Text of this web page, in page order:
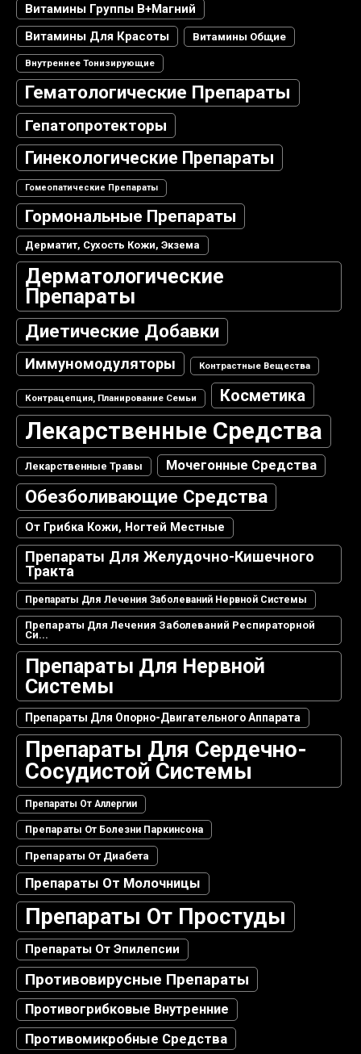
Витамины Группы В+магний
Витамины Для Красоты
Витамины Общие
Внутреннее Тонизирующие
Гематологические Препараты
Гепатопротекторы
Гинекологические Препараты
Гомеопатические Препараты
Гормональные Препараты
Дерматит, Сухость Кожи, Экзема
Дерматологические
Препараты
Диетические Добавки
Иммуномодуляторы Контрастные Вещества
Контрацепция, Планирование Семьи Косметика
Лекарственные Средства
Лекарственные Травы Мочегонные Средства
Обезболивающие Средства
От Грибка Кожи, Ногтей Местные
Препараты Для Желудочно-Кишечного
Тракта
Препараты Для Лечения Заболеваний Нервной Системы
Препараты Для Лечения Заболеваний Респираторной
Си...
Препараты Для Нервной
Системы
Препараты Для Опорно-Двигательного Аппарата
Препараты Для Сердечно-
Сосудистой Системы
Препараты От Аллергии
Препараты От Болезни Паркинсона
Препараты От Диабета
Препараты От Молочницы
Препараты От Простуды
Препараты От Эпилепсии
Противовирусные Препараты
Противогрибковые Внутренние
Противомикробные Средства